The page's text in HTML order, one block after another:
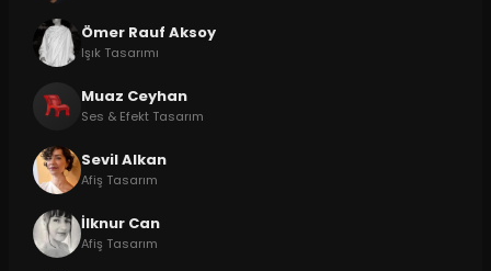
Ömer Rauf Aksoy
Işık Tasarımı
Muaz Ceyhan
Ses & Efekt Tasarım
Sevil Alkan
Afiş Tasarım
İlknur Can
Afiş Tasarım